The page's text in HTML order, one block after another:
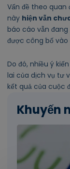
Vấn đề theo
này hiện vẫn
báo cáo vẫn
được công bố vào
Do đó, nhiều ý
lai của dịch vụ tư
kết quả của cuộc
Khuyến